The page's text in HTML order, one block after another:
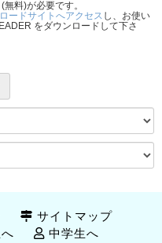
料)が必要です。
ードサイトへアクセス し、お使い
をダウンロードして下さ
サイトマップ
中学生へ